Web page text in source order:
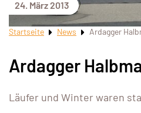
24. März 2013
Startseite News Ardagger
Ardagger
Läufer und Winter waren